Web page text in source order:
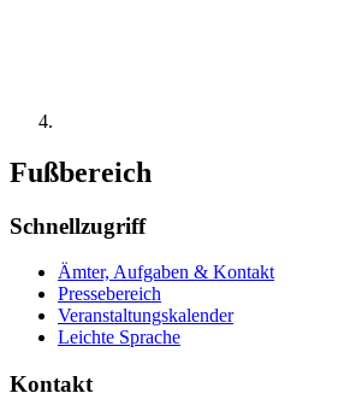
Fußbereich
Schnellzugriff
Ämter, Aufgaben & Kontakt
Pressebereich
Veranstaltungskalender
Leichte Sprache
Kontakt